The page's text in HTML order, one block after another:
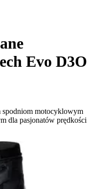
Evo D3O
spodniom motocyklowym
dla pasjonatów prędkości